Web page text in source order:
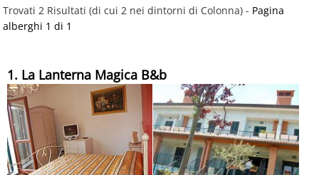
Trovati 2 Risultati (di cui 2 nei dintorni di Colonna) - Pagina
alberghi 1 di 1
1. La Lanterna Magica B&b